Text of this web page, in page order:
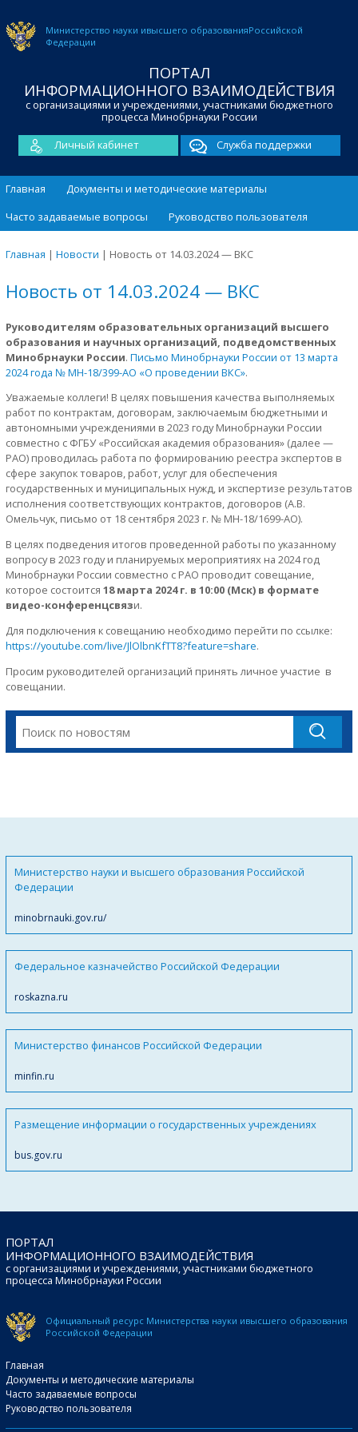
Министерство науки ивысшего образованияРоссийской
Федерации
ПОРТАЛ
ИНФОРМАЦИОННОГО ВЗАИМОДЕЙСТВИЯ
с организациями и учреждениями, участниками бюджетного
процесса Минобрнауки России
Личный кабинет
Служба поддержки
Главная
Документы и методические материалы
Часто задаваемые вопросы
Руководство пользователя
Главная | Новости | Новость от 14.03.2024 — ВКС
Новость от 14.03.2024 — ВКС
Руководителям образовательных организаций высшего
образования и научных организаций, подведомственных
Минобрнауки России. Письмо Минобрнауки России от 13 марта
2024 года № МН-18/399-АО «О проведении ВКС».
Уважаемые коллеги! В целях повышения качества выполняемых
работ по контрактам, договорам, заключаемым бюджетными и
автономными учреждениями в 2023 году Минобрнауки России
совместно с ФГБУ «Российская академия образования» (далее —
РАО) проводилась работа по формированию реестра экспертов в
сфере закупок товаров, работ, услуг для обеспечения
государственных и муниципальных нужд, и экспертизе результатов
исполнения соответствующих контрактов, договоров (А.В.
Омельчук, письмо от 18 сентября 2023 г. № МН-18/1699-АО).
В целях подведения итогов проведенной работы по указанному
вопросу в 2023 году и планируемых мероприятиях на 2024 год
Минобрнауки России совместно с РАО проводит совещание,
которое состоится 18 марта 2024 г. в 10:00 (Мск) в формате
видео-конференцсвязи.
Для подключения к совещанию необходимо перейти по ссылке:
https://youtube.com/live/JlOlbnKfTT8?feature=share.
Просим руководителей организаций принять личное участие в
совещании.
Министерство науки и высшего образования Российской
Федерации
minobrnauki.gov.ru/
Федеральное казначейство Российской Федерации
roskazna.ru
Министерство финансов Российской Федерации
minfin.ru
Размещение информации о государственных учреждениях
bus.gov.ru
ПОРТАЛ
ИНФОРМАЦИОННОГО ВЗАИМОДЕЙСТВИЯ
с организациями и учреждениями, участниками бюджетного
процесса Минобрнауки России
Официальный ресурс Министерства науки ивысшего образования
Российской Федерации
Главная
Документы и методические материалы
Часто задаваемые вопросы
Руководство пользователя